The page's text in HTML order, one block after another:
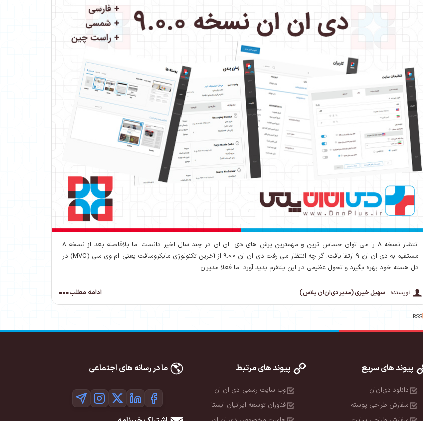
انتشار نسخه 8 را می توان حساس ترین و مهمترین پرش های دی ان ان در چند سال اخیر دانست اما بلافاصله بعد از نسخه 8
مستقیم به دی ان ان 9 ارتقا یافت. گر چه انتظار می رفت دی ان ان 9.0.0 از آخرین تکنولوژی مایکروسافت یعنی ام وی سی (MVC) در
دل هسته خود بهره بگیرد و تحول عظیمی در این پلتفرم پدید آورد اما فعلا مدیران...
نویسنده : سهیل خیری (مدیر دی‌ان‌ان پلاس) ادامه مطلب
RSS
پیوند های سریع
دانلود دی‌ان‌ان
سفارش طراحی پوسته
پیوند های مرتبط
وب سایت رسمی دی ان ان
فناوران توسعه ایرانیان ایستا
ما در رسانه های اجتماعی